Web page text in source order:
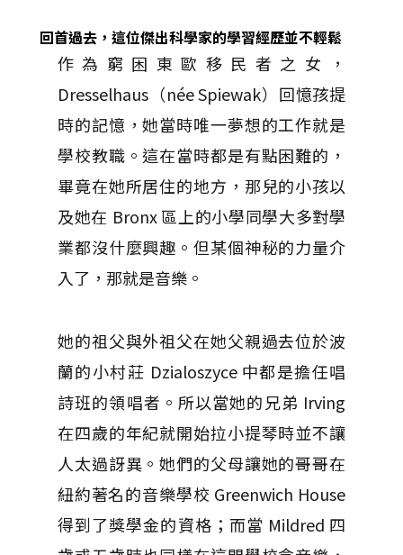
回首過去，這位傑出科學家的學習經歷並不輕鬆
作為窮困東歐移民者之女，
Dresselhaus（née Spiewak）回憶孩提
時的記憶，她當時唯一夢想的工作就是
學校教職。這在當時都是有點困難的，
畢竟在她所居住的地方，那兒的小孩以
及她在 Bronx 區上的小學同學大多對學
業都沒什麼興趣。但某個神秘的力量介
入了，那就是音樂。
她的祖父與外祖父在她父親過去位於波
蘭的小村莊 Dzialoszyce 中都是擔任唱
詩班的領唱者。所以當她的兄弟 Irving
在四歲的年紀就開始拉小提琴時並不讓
人太過訝異。她們的父母讓她的哥哥在
紐約著名的音樂學校 Greenwich House
得到了獎學金的資格；而當 Mildred 四